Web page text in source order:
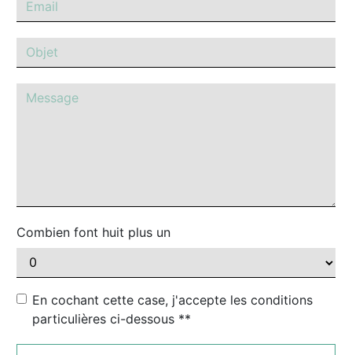
Combien font huit plus un
En cochant cette case, j'accepte les conditions
particulières ci-dessous **